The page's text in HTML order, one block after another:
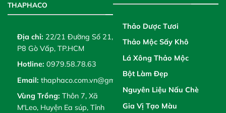
THAPHACO
Địa chỉ: 22/21 Đường Số 21,
P8 Gò Vấp, TP.HCM
Hotline: 0979.58.78.63
Email: thaphaco.com.vn@gmail.com
Vùng Trồng: Thôn 7, Xã
M'Leo, Huyện Ea súp, Tỉnh
Thảo Dược Tươi
Thảo Mộc Sấy Khô
Lá Xông Thảo Mộc
Bột Làm Đẹp
Nguyên Liệu Nấu Chè
Gia Vị Tạo Màu